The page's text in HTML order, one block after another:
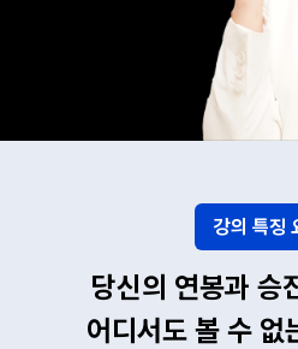
강의 특징
당신의 연봉과 승
어디서도 볼 수